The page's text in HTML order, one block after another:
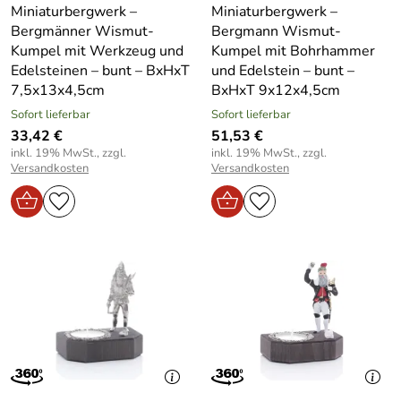
Miniaturbergwerk –
Bergmänner Wismut-
Kumpel mit Werkzeug und
Edelsteinen – bunt – BxHxT
7,5x13x4,5cm
Sofort lieferbar
33,42 €
inkl. 19% MwSt., zzgl.
Versandkosten
Miniaturbergwerk –
Bergmann Wismut-
Kumpel mit Bohrhammer
und Edelstein – bunt –
BxHxT 9x12x4,5cm
Sofort lieferbar
51,53 €
inkl. 19% MwSt., zzgl.
Versandkosten